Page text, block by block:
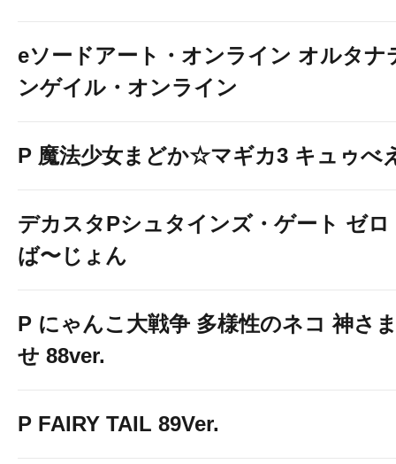
eソードアート・オンライン オルタナ
ンゲイル・オンライン
P 魔法少女まどか☆マギカ3 キュゥべ
デカスタPシュタインズ・ゲート ゼ
ば〜じょん
P にゃんこ大戦争 多様性のネコ 神さ
せ 88ver.
P FAIRY TAIL 89Ver.